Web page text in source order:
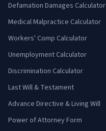
Defamation Damages Calculator
Medical Malpractice Calculator
Workers' Comp Calculator
Unemployment Calculator
Discrimination Calculator
Last Will & Testament
Advance Directive & Living Will
Power of Attorney Form